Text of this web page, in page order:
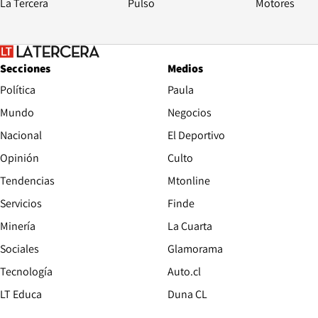
Secciones
Política
Mundo
Nacional
Opinión
Tendencias
Servicios
Minería
Sociales
Tecnología
LT Educa
Medios
Paula
Negocios
El Deportivo
Culto
Mtonline
Finde
La Cuarta
Glamorama
Auto.cl
Duna CL